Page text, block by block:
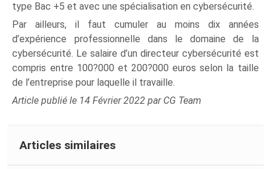
type Bac +5 et avec une spécialisation en cybersécurité.
Par ailleurs, il faut cumuler au moins dix années
d’expérience professionnelle dans le domaine de la
cybersécurité. Le salaire d’un directeur cybersécurité est
compris entre 100?000 et 200?000 euros selon la taille
de l’entreprise pour laquelle il travaille.
Article publié le 14 Février 2022 par CG Team
Articles similaires